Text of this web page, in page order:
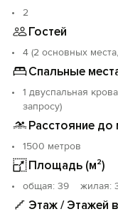
маршрутке.
До ближайшего
пешком или также
Уютная,
идеальный выбор
2
Гостей
4 (2 основных
Спальные
1 двуспальная
запросу)
Расстояние до
1500 метров
Площадь (м²)
oбщая: 39 жилая:
Этаж / Этажей